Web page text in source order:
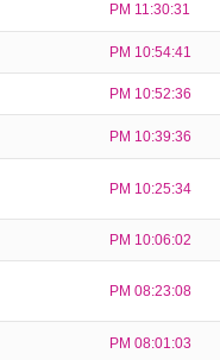
PM 11:30:31
PM 10:54:41
PM 10:52:36
PM 10:39:36
PM 10:25:34
PM 10:06:02
PM 08:23:08
PM 08:01:03